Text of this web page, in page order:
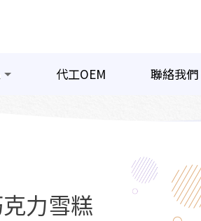
代工OEM 聯絡我們
力雪糕